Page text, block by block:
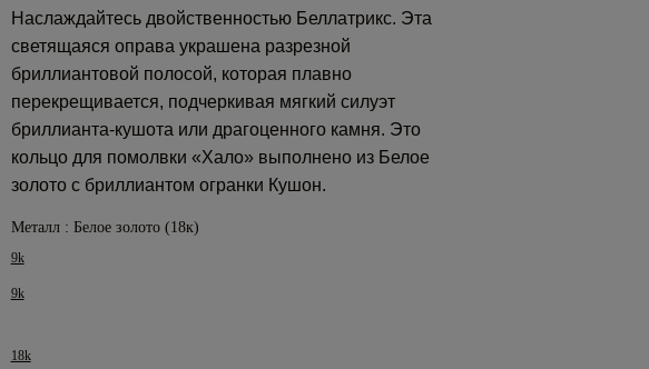
Наслаждайтесь двойственностью Беллатрикс. Эта
светящаяся оправа украшена разрезной
бриллиантовой полосой, которая плавно
перекрещивается, подчеркивая мягкий силуэт
бриллианта-кушота или драгоценного камня. Это
кольцо для помолвки «Хало» выполнено из Белое
золото с бриллиантом огранки Кушон.
Металл : Белое золото (18к)
9k
9k
18k